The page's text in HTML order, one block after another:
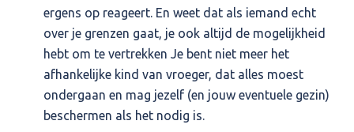
ergens op reageert. En weet dat als iemand echt
over je grenzen gaat, je ook altijd de mogelijkheid
hebt om te vertrekken Je bent niet meer het
afhankelijke kind van vroeger, dat alles moest
ondergaan en mag jezelf (en jouw eventuele gezin)
beschermen als het nodig is.